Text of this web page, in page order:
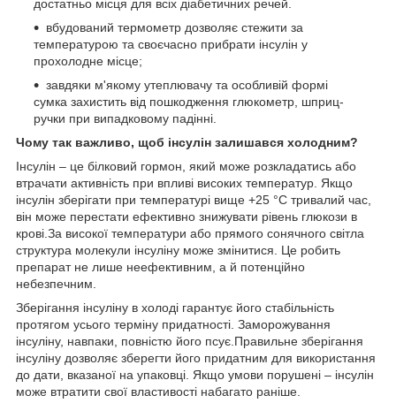
достатньо місця для всіх діабетичних речей.
вбудований термометр дозволяє стежити за
температурою та своєчасно прибрати інсулін у
прохолодне місце;
завдяки м'якому утеплювачу та особливій формі
сумка захистить від пошкодження глюкометр, шприц-
ручки при випадковому падінні.
Чому так важливо, щоб інсулін залишався холодним?
Інсулін – це білковий гормон, який може розкладатись або
втрачати активність при впливі високих температур. Якщо
інсулін зберігати при температурі вище +25 °C тривалий час,
він може перестати ефективно знижувати рівень глюкози в
крові.За високої температури або прямого сонячного світла
структура молекули інсуліну може змінитися. Це робить
препарат не лише неефективним, а й потенційно
небезпечним.
Зберігання інсуліну в холоді гарантує його стабільність
протягом усього терміну придатності. Заморожування
інсуліну, навпаки, повністю його псує.Правильне зберігання
інсуліну дозволяє зберегти його придатним для використання
до дати, вказаної на упаковці. Якщо умови порушені – інсулін
може втратити свої властивості набагато раніше.